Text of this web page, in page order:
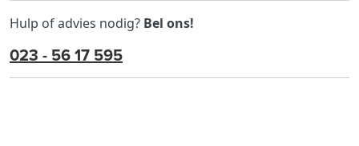
Hulp of advies nodig? Bel ons!
023 - 56 17 595